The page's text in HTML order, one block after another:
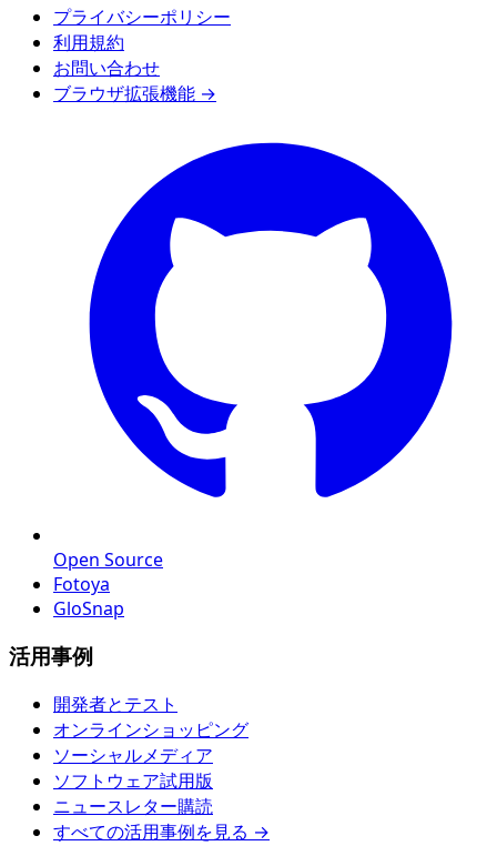
プライバシーポリシー
利用規約
お問い合わせ
ブラウザ拡張機能 →
Open Source
Fotoya
GloSnap
活用事例
開発者とテスト
オンラインショッピング
ソーシャルメディア
ソフトウェア試用版
ニュースレター購読
すべての活用事例を見る →